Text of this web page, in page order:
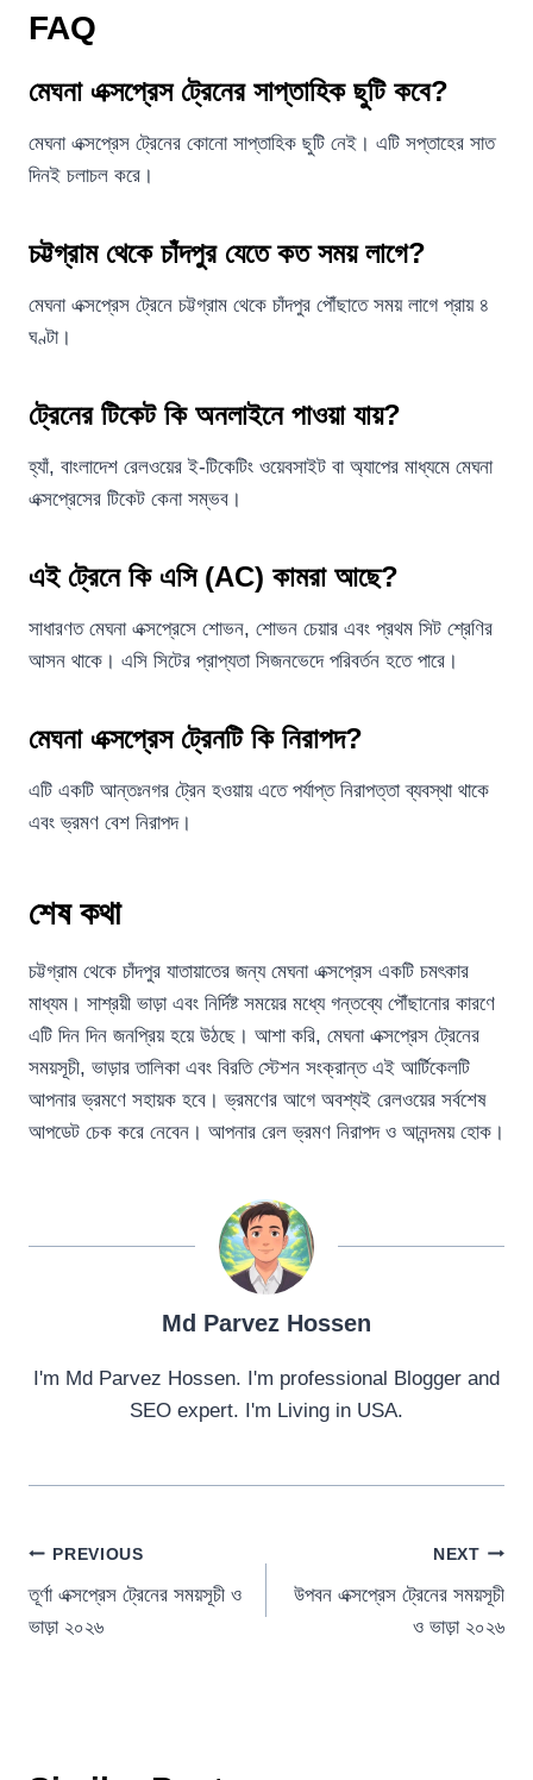
FAQ
মেঘনা এক্সপ্রেস ট্রেনের সাপ্তাহিক ছুটি কবে?
মেঘনা এক্সপ্রেস ট্রেনের কোনো সাপ্তাহিক ছুটি নেই। এটি সপ্তাহের সাত
দিনই চলাচল করে।
চট্টগ্রাম থেকে চাঁদপুর যেতে কত সময় লাগে?
মেঘনা এক্সপ্রেস ট্রেনে চট্টগ্রাম থেকে চাঁদপুর পৌঁছাতে সময় লাগে প্রায় ৪
ঘণ্টা।
ট্রেনের টিকেট কি অনলাইনে পাওয়া যায়?
হ্যাঁ, বাংলাদেশ রেলওয়ের ই-টিকেটিং ওয়েবসাইট বা অ্যাপের মাধ্যমে মেঘনা
এক্সপ্রেসের টিকেট কেনা সম্ভব।
এই ট্রেনে কি এসি (AC) কামরা আছে?
সাধারণত মেঘনা এক্সপ্রেসে শোভন, শোভন চেয়ার এবং প্রথম সিট শ্রেণির
আসন থাকে। এসি সিটের প্রাপ্যতা সিজনভেদে পরিবর্তন হতে পারে।
মেঘনা এক্সপ্রেস ট্রেনটি কি নিরাপদ?
এটি একটি আন্তঃনগর ট্রেন হওয়ায় এতে পর্যাপ্ত নিরাপত্তা ব্যবস্থা থাকে
এবং ভ্রমণ বেশ নিরাপদ।
শেষ কথা
চট্টগ্রাম থেকে চাঁদপুর যাতায়াতের জন্য মেঘনা এক্সপ্রেস একটি চমৎকার
মাধ্যম। সাশ্রয়ী ভাড়া এবং নির্দিষ্ট সময়ের মধ্যে গন্তব্যে পৌঁছানোর কারণে
এটি দিন দিন জনপ্রিয় হয়ে উঠছে। আশা করি, মেঘনা এক্সপ্রেস ট্রেনের
সময়সূচী, ভাড়ার তালিকা এবং বিরতি স্টেশন সংক্রান্ত এই আর্টিকেলটি
আপনার ভ্রমণে সহায়ক হবে। ভ্রমণের আগে অবশ্যই রেলওয়ের সর্বশেষ
আপডেট চেক করে নেবেন। আপনার রেল ভ্রমণ নিরাপদ ও আনন্দময় হোক।
Md Parvez Hossen
I'm Md Parvez Hossen. I'm professional Blogger and
SEO expert. I'm Living in USA.
Post
navigation
PREVIOUS
তূর্ণা এক্সপ্রেস ট্রেনের সময়সূচী ও
ভাড়া ২০২৬
NEXT
উপবন এক্সপ্রেস ট্রেনের সময়সূচী
ও ভাড়া ২০২৬